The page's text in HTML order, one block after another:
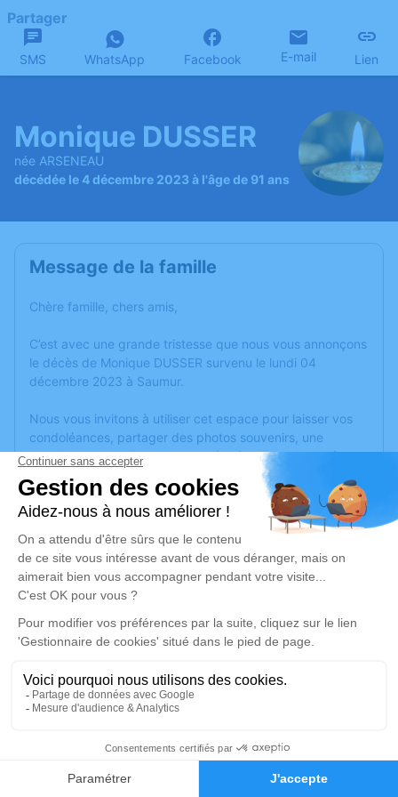
Faire-part Hommages
Partager
SMS WhatsApp Facebook E-mail Lien
Monique DUSSER
née ARSENEAU
décédée le 4 décembre 2023 à l'âge de 91 ans
Message de la famille
Chère famille, chers amis,
C’est avec une grande tristesse que nous vous annonçons
le décès de Monique DUSSER survenu le lundi 04
décembre 2023 à Saumur.
Nous vous invitons à utiliser cet espace pour laisser vos
condoléances, partager des photos souvenirs, une
anecdote ou exprimer vos pensées à travers des poèmes
ou des textes. Cet endroit est un lieu d'expression dédié à
honorer la mémoire de Monique DUSSER.
Un service de plantation d’arbre hommage estdisponible
vendredi 08 décembre 2023 à 14h30
Bagneux de Saumur
49400 Saumur
Je rends hommage